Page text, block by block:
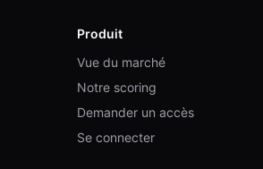
Produit
Vue du marché
Notre scoring
Demander un accès
Se connecter